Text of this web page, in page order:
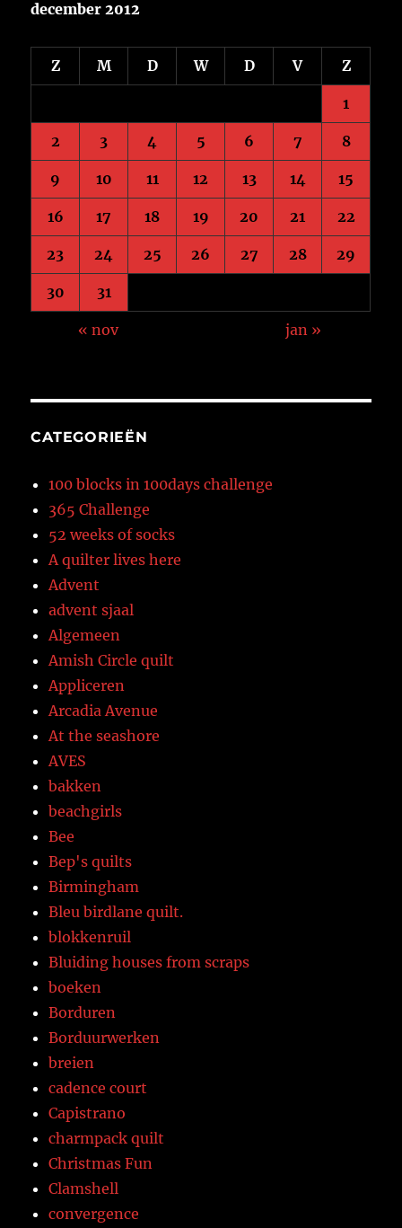
december 2012
Z M D W D V Z
1
2 3 4 5 6 7 8
9 10 11 12 13 14 15
16 17 18 19 20 21 22
23 24 25 26 27 28 29
30 31
« nov jan »
CATEGORIEËN
100 blocks in 100days challenge
365 Challenge
52 weeks of socks
A quilter lives here
Advent
advent sjaal
Algemeen
Amish Circle quilt
Appliceren
Arcadia Avenue
At the seashore
AVES
bakken
beachgirls
Bee
Bep's quilts
Birmingham
Bleu birdlane quilt.
blokkenruil
Bluiding houses from scraps
boeken
Borduren
Borduurwerken
breien
cadence court
Capistrano
charmpack quilt
Christmas Fun
Clamshell
convergence